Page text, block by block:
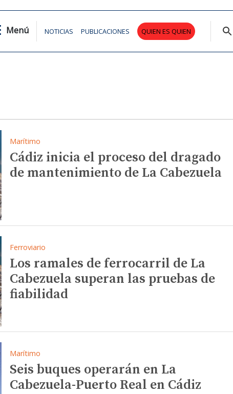
Menú NOTICIAS PUBLICACIONES QUIEN ES QUIEN
Marítimo
Cádiz inicia el proceso del dragado
de mantenimiento de La Cabezuela
Ferroviario
Los ramales de ferrocarril de La
Cabezuela superan las pruebas de
fiabilidad
Marítimo
Seis buques operarán en La
Cabezuela-Puerto Real en Cádiz